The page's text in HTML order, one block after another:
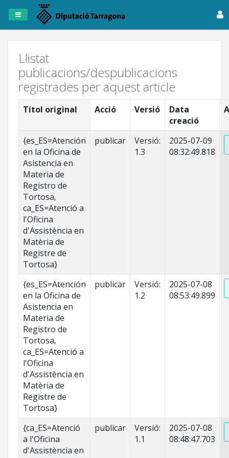
Registre
de
Dipta
Tots
els
registres
Llistat
publicacions/despublicacions
registrades per aquest article
Títol original Acció Versió
Data
creació
{es_ES=Atención
en la Oficina de
Asistencia en
Materia de
Registro de
Tortosa,
ca_ES=Atenció a
l'Oficina
d'Assistència en
Matèria de
Registre de
Tortosa}
publicar
Versió:
1.3
2025-07-09
08:32:49.818
{es_ES=Atención
en la Oficina de
Asistencia en
Materia de
Registro de
Tortosa,
ca_ES=Atenció a
l'Oficina
d'Assistència en
Matèria de
Registre de
Tortosa}
publicar
Versió:
1.2
2025-07-08
08:53:49.899
{ca_ES=Atenció
a l'Oficina
d'Assistència en
publicar
Versió:
1.1
2025-07-08
08:48:47.703